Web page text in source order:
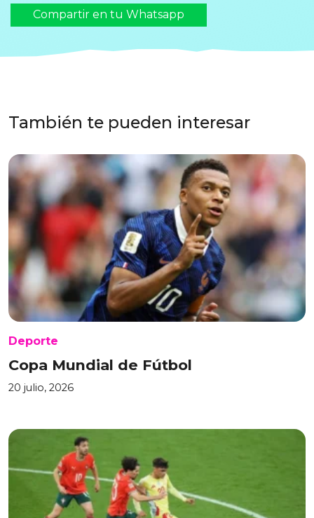
Compartir en tu Whatsapp
También te pueden interesar
Deporte
Copa Mundial de Fútbol
20 julio, 2026